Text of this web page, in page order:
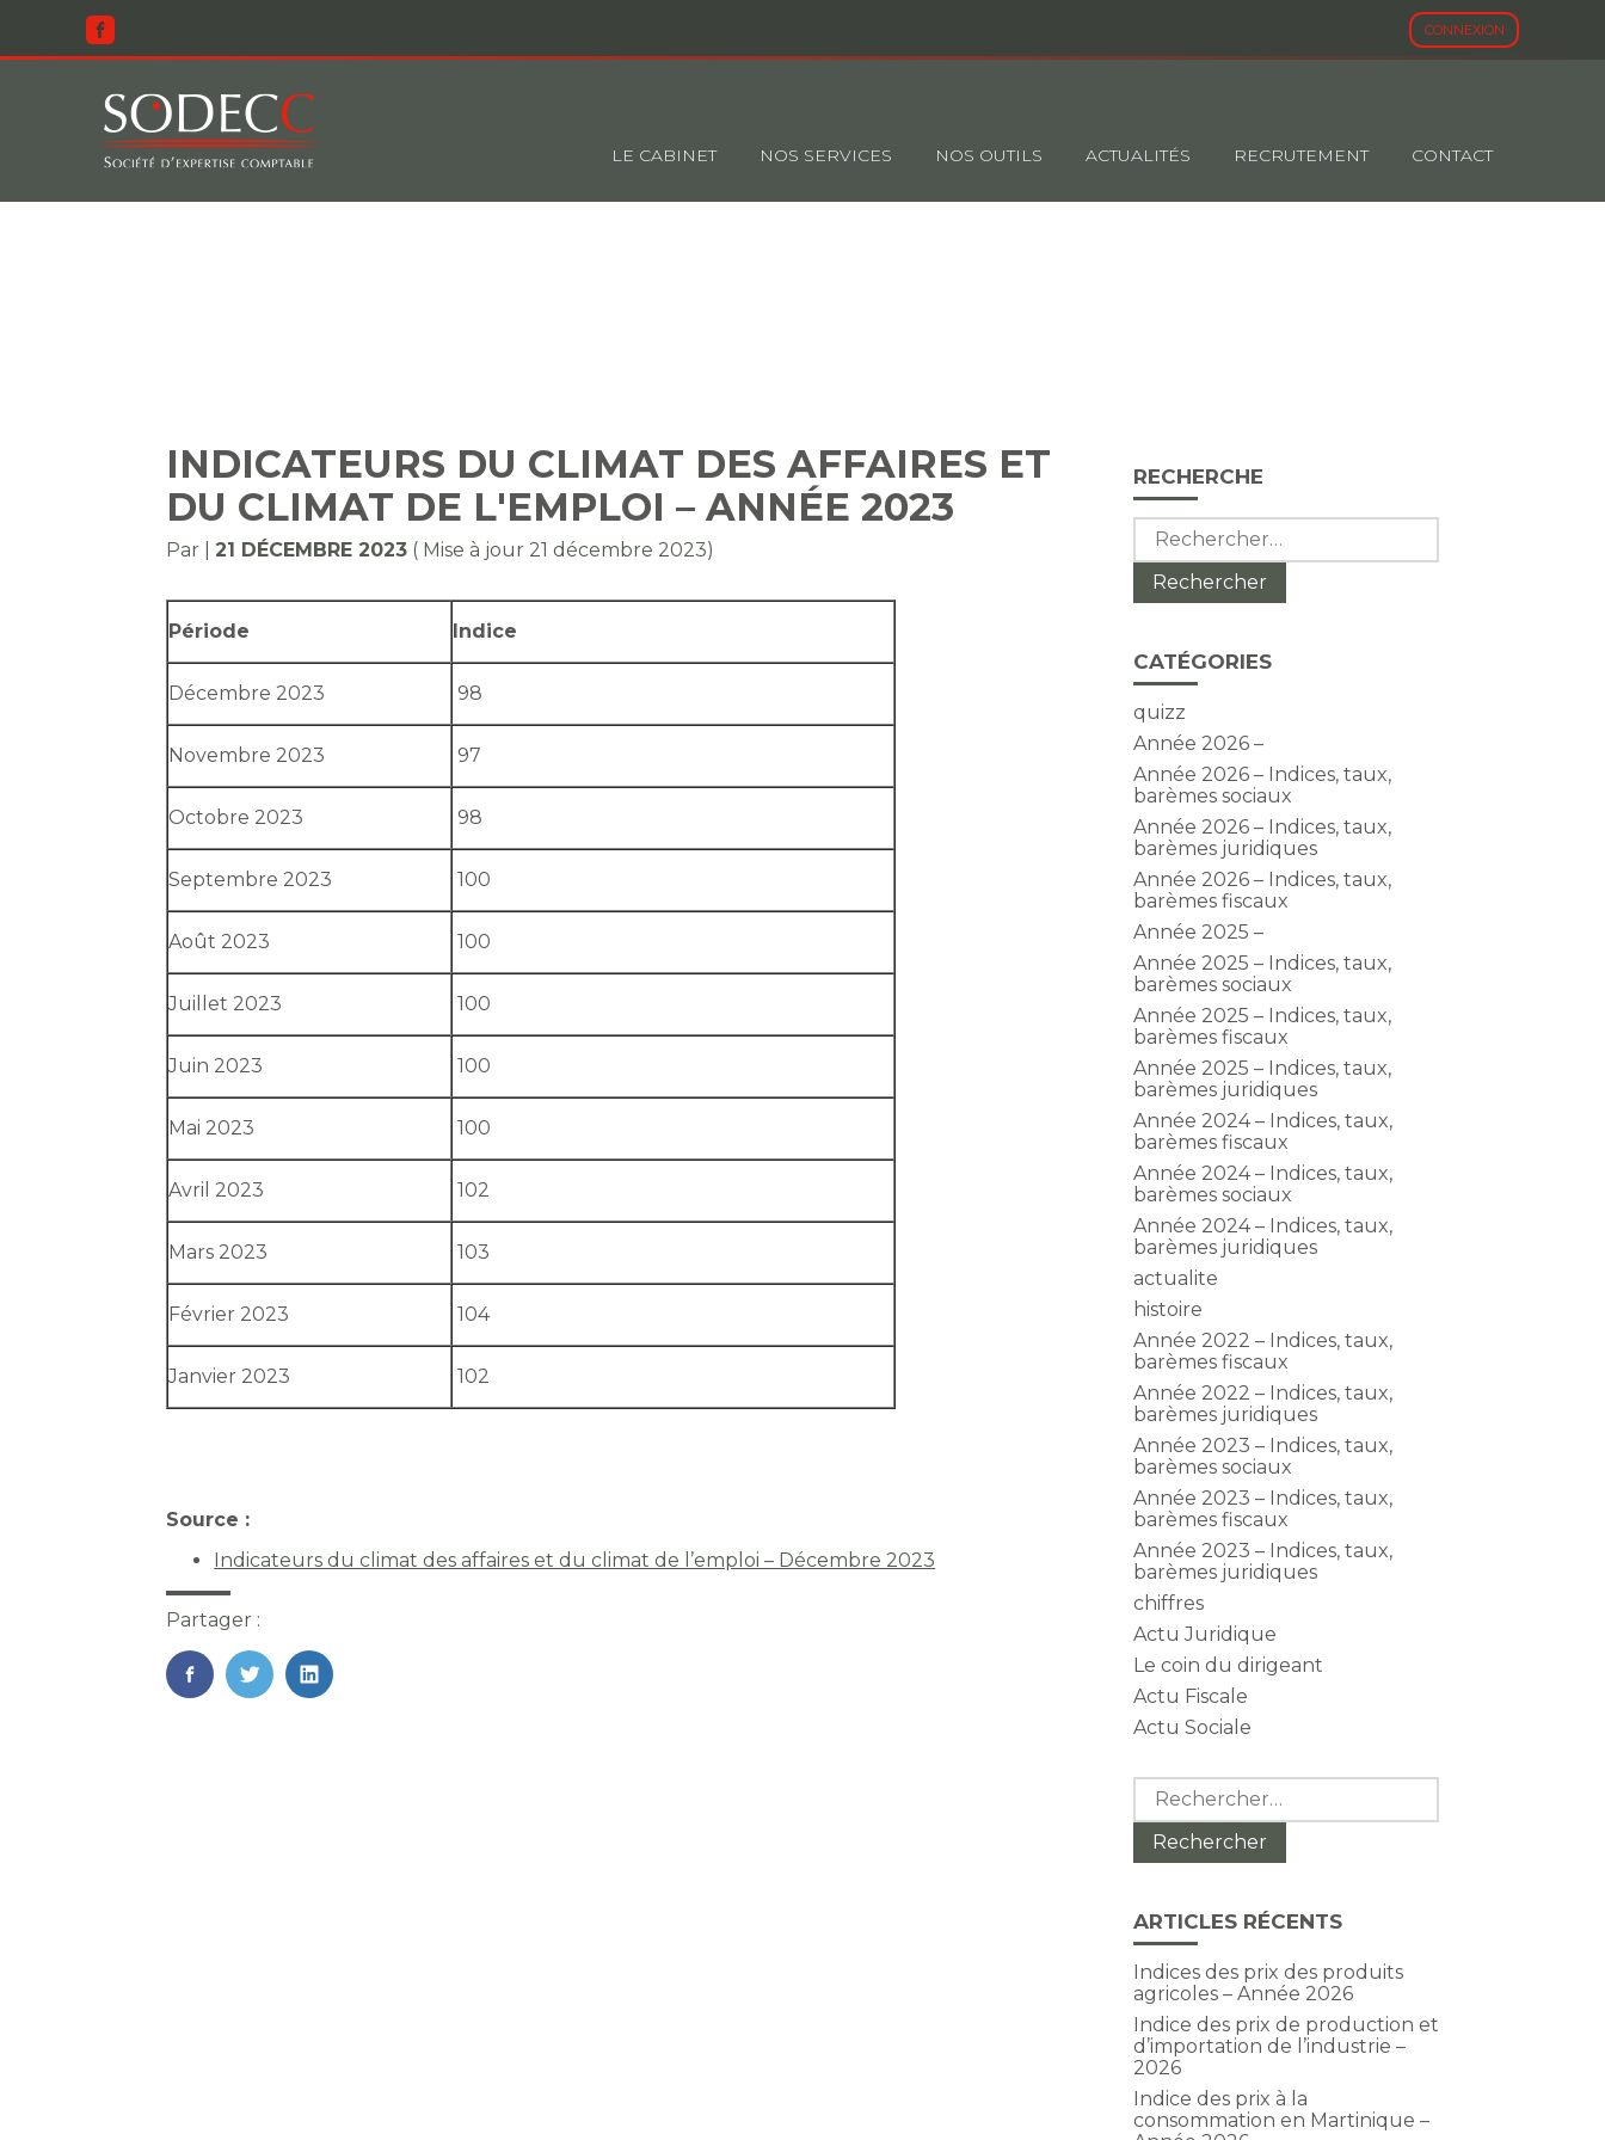
CONNEXION
au
Principal
LE CABINET NOS SERVICES NOS OUTILS ACTUALITÉS RECRUTEMENT CONTACT
INDICATEURS DU CLIMAT DES AFFAIRES ET
DU CLIMAT DE L'EMPLOI – ANNÉE 2023
Par |21 DÉCEMBRE 2023 ( Mise à jour 21 décembre 2023)
Période Indice
Décembre 2023 98
Novembre 2023 97
Octobre 2023 98
Septembre 2023 100
Août 2023 100
Juillet 2023 100
Juin 2023 100
Mai 2023 100
Avril 2023 102
Mars 2023 103
Février 2023 104
Janvier 2023 102
Source :
Indicateurs du climat des affaires et du climat de l’emploi – Décembre 2023
Partager :
FaceBook
TwitterLinkedIn
Blog
sidebar
RECHERCHE
Rechercher :
CATÉGORIES
quizz
Année 2026 –
Année 2026 – Indices, taux,
barèmes sociaux
Année 2026 – Indices, taux,
barèmes juridiques
Année 2026 – Indices, taux,
barèmes fiscaux
Année 2025 –
Année 2025 – Indices, taux,
barèmes sociaux
Année 2025 – Indices, taux,
barèmes fiscaux
Année 2025 – Indices, taux,
barèmes juridiques
Année 2024 – Indices, taux,
barèmes fiscaux
Année 2024 – Indices, taux,
barèmes sociaux
Année 2024 – Indices, taux,
barèmes juridiques
actualite
histoire
Année 2022 – Indices, taux,
barèmes fiscaux
Année 2022 – Indices, taux,
barèmes juridiques
Année 2023 – Indices, taux,
barèmes sociaux
Année 2023 – Indices, taux,
barèmes fiscaux
Année 2023 – Indices, taux,
barèmes juridiques
chiffres
Actu Juridique
Le coin du dirigeant
Actu Fiscale
Actu Sociale
Rechercher :
ARTICLES RÉCENTS
Indices des prix des produits
agricoles – Année 2026
Indice des prix de production et
d’importation de l’industrie –
2026
Indice des prix à la
consommation en Martinique –